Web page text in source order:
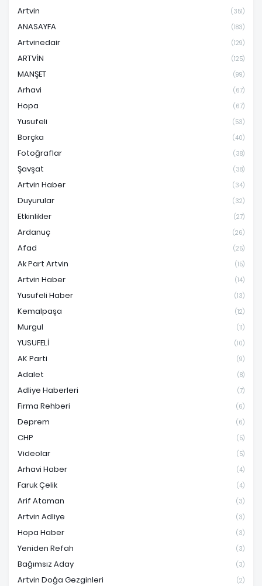
Artvin (351)
ANASAYFA (183)
Artvinedair (129)
ARTVİN (125)
MANŞET (99)
Arhavi (67)
Hopa (67)
Yusufeli (53)
Borçka (40)
Fotoğraflar (38)
Şavşat (38)
Artvin Haber (34)
Duyurular (32)
Etkinlikler (27)
Ardanuç (26)
Afad (25)
Ak Part Artvin (15)
Artvin Haber (14)
Yusufeli Haber (13)
Kemalpaşa (12)
Murgul (11)
YUSUFELİ (10)
AK Parti (9)
Adalet (8)
Adliye Haberleri (7)
Firma Rehberi (6)
Deprem (6)
CHP (5)
Videolar (5)
Arhavi Haber (4)
Faruk Çelik (4)
Arif Ataman (3)
Artvin Adliye (3)
Hopa Haber (3)
Yeniden Refah (3)
Bağımsız Aday (3)
Artvin Doğa Gezginleri (2)